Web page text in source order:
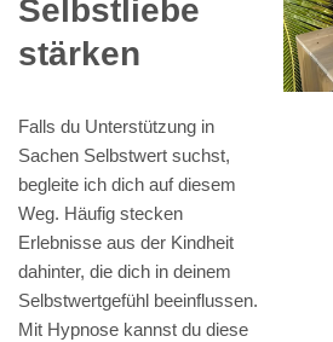
Selbstliebe
stärken
Falls du Unterstützung in
Sachen Selbstwert suchst,
begleite ich dich auf diesem
Weg. Häufig stecken
Erlebnisse aus der Kindheit
dahinter, die dich in deinem
Selbstwertgefühl beeinflussen.
Mit Hypnose kannst du diese